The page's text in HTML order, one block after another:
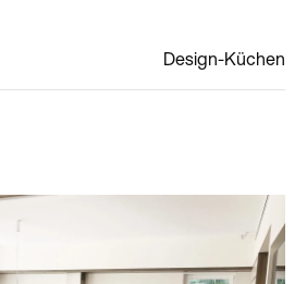
Design-Küchen